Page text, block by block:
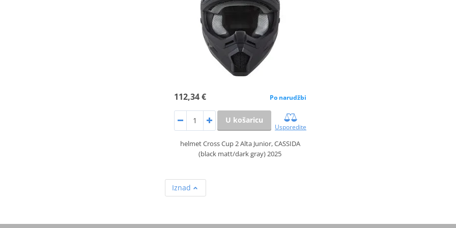
112,34 € Po narudžbi
U košaricu
Usporedite
helmet Cross Cup 2 Alta Junior, CASSIDA
(black matt/dark gray) 2025
Iznad